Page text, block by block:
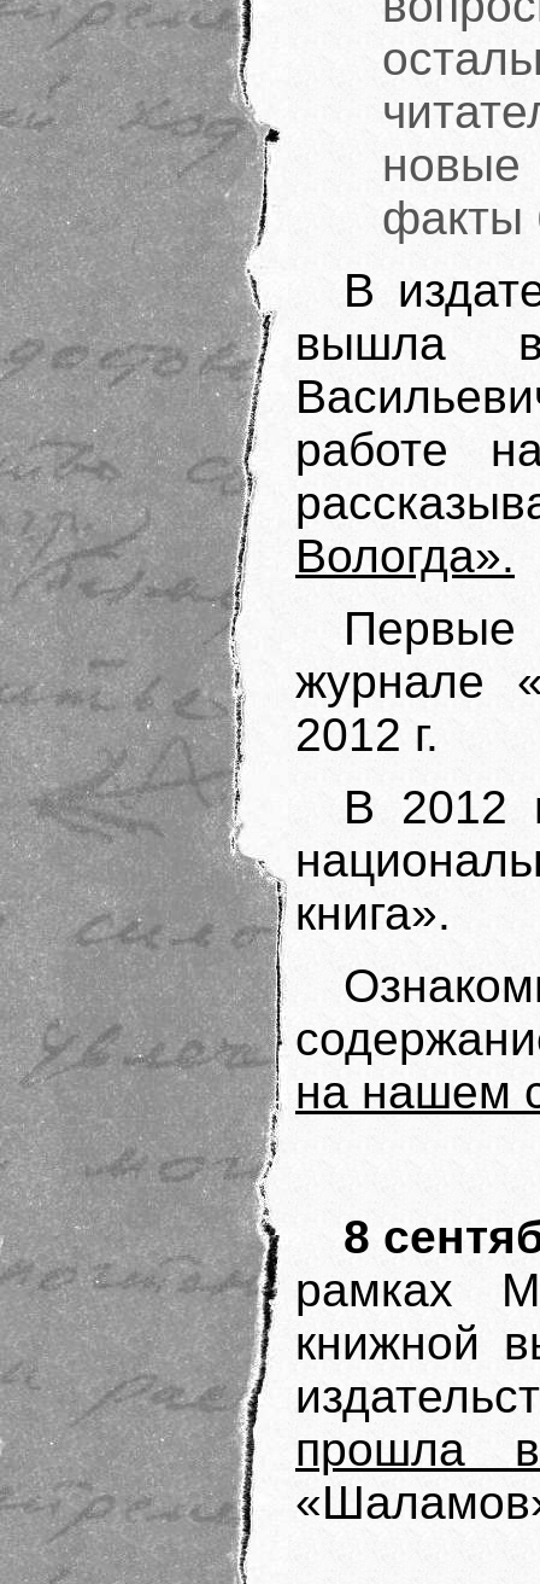
факты
В
вышла
работе
Вологда».
журнале
2012 г.
В 2012
книга».
на нашем
8
рамках
книжной
прошла